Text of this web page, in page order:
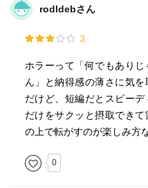
東京住まいではないので
込めない理由の一つだと思う
これまでははなんとなく
かな話だが、これは明ら
ーだった。電車にもっと興
rodldebさん
3
ホラーって「何でもあり
ん」と納得感の薄さに気
だけど、短編だとスピー
だけをサクッと摂取でき
の上で転がすのが楽しみ方
0